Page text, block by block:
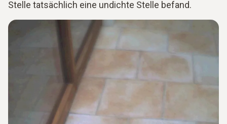
Stelle tatsächlich eine undichte Stelle befand.